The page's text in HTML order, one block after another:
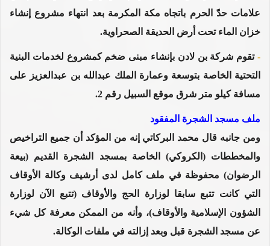
علامات حدّ الحرم باتجاه مكة المكرمة بعد انتهاء مشروع إنشاء
خزان الماء تحت أرض الحديقة الصحراوية.
-تقوم شركة بن لادن بإنشاء مبنى ضخم كمشروع لخدمات البنية
التحتية الخاصة بتوسعة وعمارة الملك عبدالله بن عبدالعزيز على
مسافة كيلو متر شرق موقع السبيل رقم 2.
ملف مسجد الشجرة المفقود
ومن جانبه قال محمد البركاتي إنه من المؤكد أن جميع التراخيص
والمخططات (الكروكي) الخاصة بمسجد الشجرة القديم (بيعة
الرضوان) محفوظة في ملف كامل لدى أرشيف وكالة الأوقاف
التي كانت تتبع سابقا لوزارة الحج والأوقاف (تتبع الآن لوزارة
الشؤون الإسلامية والأوقاف)، وأنه من الممكن معرفة كل شيء
عن مسجد الشجرة قبل وبعد إزالته في ملفات الوكالة.